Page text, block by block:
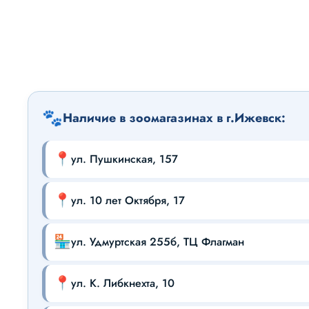
🐾Наличие в зоомагазинах в г.Ижевск:
📍 ул. Пушкинская, 157
📍 ул. 10 лет Октября, 17
🏪ул. Удмуртская 255б, ТЦ Флагман
📍 ул. К. Либкнехта, 10